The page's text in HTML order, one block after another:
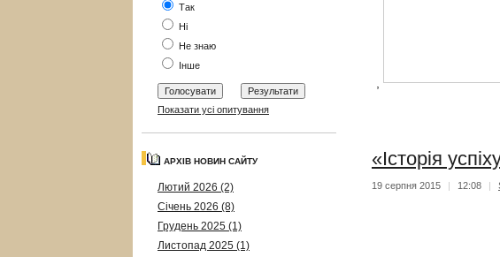
Так
Ні
Не знаю
Інше
Показати усі опитування
АРХІВ НОВИН САЙТУ
Лютий 2026 (2)
Січень 2026 (8)
Грудень 2025 (1)
Листопад 2025 (1)
«Історія
19 серпня 2015 | 12:08 |